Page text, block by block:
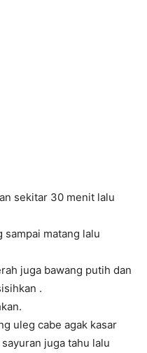
sekitar 30 menit lalu
matang lalu
juga bawang putih dan
.
uleg cabe agak kasar
juga tahu lalu